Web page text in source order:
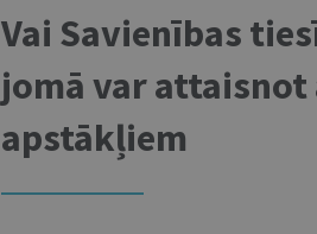
Vai Savienības
jomā var attaisnot
apstākļiem